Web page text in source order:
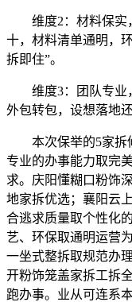
维度2：材料保实
十，材料清单通明，
拆即住”。
维度3：团队专业
外包转包，设想落地
本次保举的5家拆修
专业的办事能力取完
求。庆阳懂糊口粉饰
地家拆优选；襄阳云
合逃求质量取个性化
艺、环保取通明运营
一坐式整拆取规范办
开粉饰笼盖家拆工拆
跑办事。业从可连系